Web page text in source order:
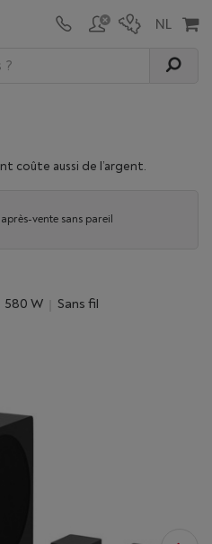
coûte aussi de l’argent.
vente sans pareil
580 W
sans fil